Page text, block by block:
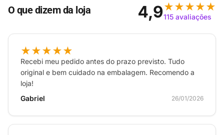
O que dizem da loja 4,9★★★★★
115 avaliações
★★★★★
Recebi meu pedido antes do prazo previsto. Tudo
original e bem cuidado na embalagem. Recomendo a
loja!
Gabriel
26/01/2026